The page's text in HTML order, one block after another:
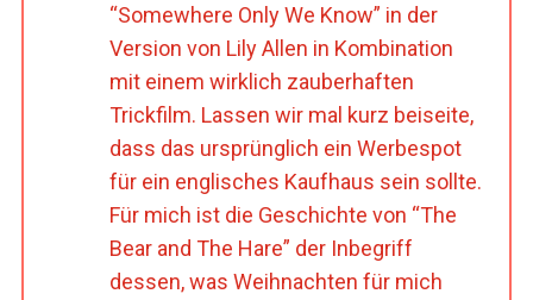
“Somewhere Only We Know” in der
Version von Lily Allen in Kombination
mit einem wirklich zauberhaften
Trickfilm. Lassen wir mal kurz beiseite,
dass das ursprünglich ein Werbespot
für ein englisches Kaufhaus sein sollte.
Für mich ist die Geschichte von “The
Bear and The Hare” der Inbegriff
dessen, was Weihnachten für mich